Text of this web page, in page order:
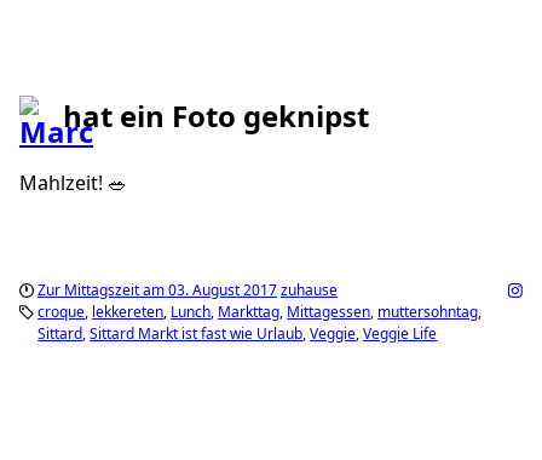
hat ein Foto geknipst
Mahlzeit! 🥗
Zur Mittagszeit am 03. August 2017zuhause
croque lekkereten Lunch Markttag Mittagessen muttersohntag
Sittard Sittard Markt ist fast wie Urlaub Veggie Veggie Life